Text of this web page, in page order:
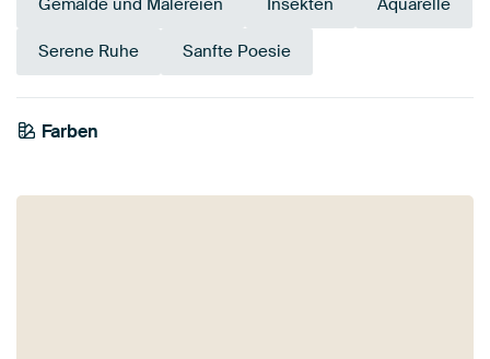
Gemälde und Malereien Insekten Aquarelle
Serene Ruhe Sanfte Poesie
Farben
Blau
Braun
Mauve